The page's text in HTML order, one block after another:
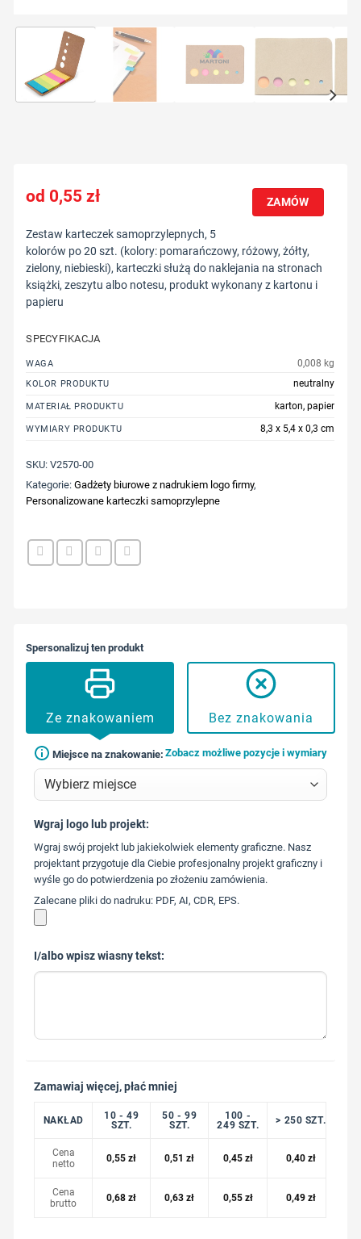
0,55zł ZAMÓW
Zestaw karteczek samoprzylepnych, 5
kolorów po 20 szt. (kolory: pomarańczowy, różowy, żółty,
zielony, niebieski), karteczki służą do naklejania na stronach
książki, zeszytu albo notesu, produkt wykonany z kartonu i
papieru
SPECYFIKACJA
WAGA 0,008 kg
KOLOR PRODUKTU neutralny
MATERIAŁ PRODUKTU karton, papier
WYMIARY PRODUKTU 8,3 x 5,4 x 0,3 cm
SKU:V2570-00
Kategorie:Gadżety biurowe z nadrukiem logo firmy,
Personalizowane karteczki samoprzylepne
Spersonalizuj ten produkt
Ze znakowaniem Bez znakowania
Miejsce na znakowanie: Zobacz możliwe pozycje i wymiary
573 568
217
Wgraj logo lub projekt:
Wgraj swój projekt lub jakiekolwiek elementy graficzne. Nasz
projektant przygotuje dla Ciebie profesjonalny projekt graficzny i
wyśle go do potwierdzenia po złożeniu zamówienia.
Zalecane pliki do nadruku: PDF, AI, CDR, EPS.
I/albo wpisz wiasny tekst:
Zamawiaj więcej, płać mniej
NAKŁAD
10 - 49
SZT.
50 - 99
SZT.
100 -
249 SZT.
> 250 SZT.
Cena
netto
0,55zł 0,51zł 0,45 zł 0,40 zł
Cena
brutto
0,68zł 0,63zł 0,55 zł 0,49 zł